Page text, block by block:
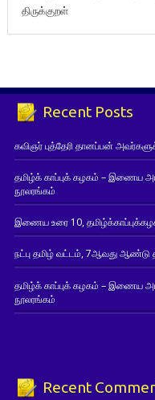
திருக்குறள்
Recent Posts
கவிஞர் புத்தேரி தானப்பன்
தமிழ்க் காப்புக் கழகம் – இணைய
நூலரங்கம்
இணைய உரை 10,
நட்பு தமிழ் வட்டம், 7ஆவது ஆண்டு
தமிழ்க் காப்புக் கழகம் – இணைய
நூலரங்கம்
Recent